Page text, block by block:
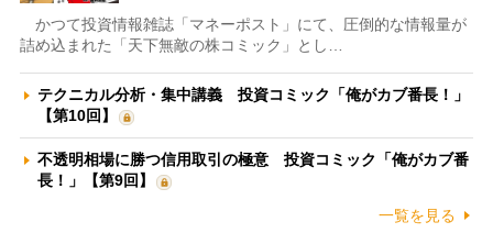
かつて投資情報雑誌「マネーポスト」にて、圧倒的な情報量が
詰め込まれた「天下無敵の株コミック」とし…
テクニカル分析・集中講義 投資コミック「俺がカブ番長！」
【第10回】
不透明相場に勝つ信用取引の極意 投資コミック「俺がカブ番
長！」【第9回】
一覧を見る